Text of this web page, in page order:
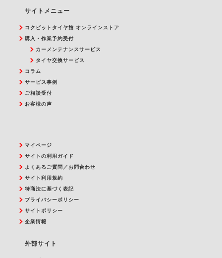
サイトメニュー
コクピットタイヤ館 オンラインストア
購入・作業予約受付
カーメンテナンスサービス
タイヤ交換サービス
コラム
サービス事例
ご相談受付
お客様の声
マイページ
サイトの利用ガイド
よくあるご質問／お問合わせ
サイト利用規約
特商法に基づく表記
プライバシーポリシー
サイトポリシー
企業情報
外部サイト